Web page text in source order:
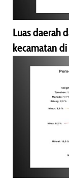
Luas daerah
kecamatan